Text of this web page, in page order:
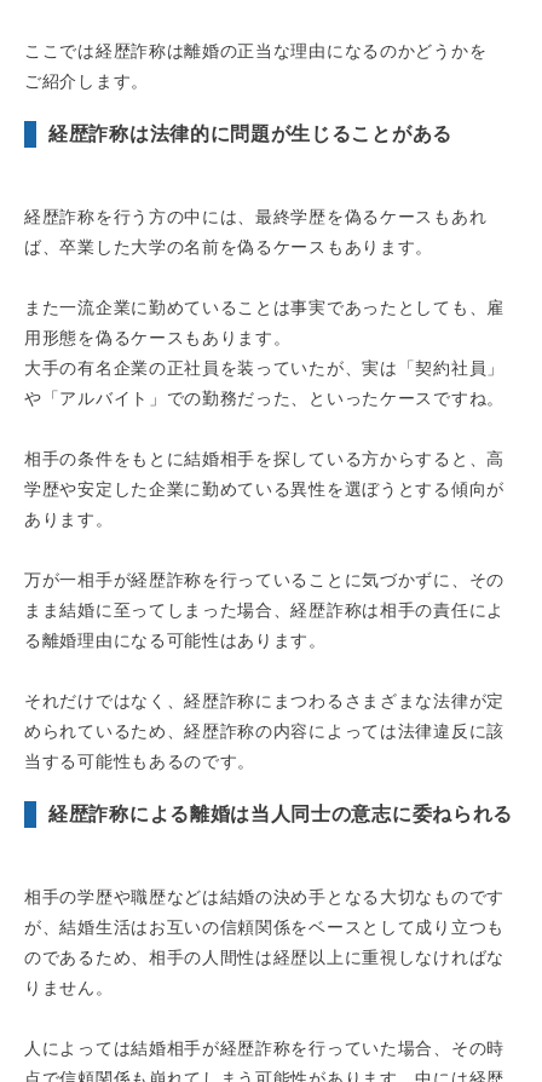
ここでは経歴詐称は離婚の正当な理由になるのかどうかを
ご紹介します。
経歴詐称は法律的に問題が生じることがある
経歴詐称を行う方の中には、最終学歴を偽るケースもあれ
ば、卒業した大学の名前を偽るケースもあります。
また一流企業に勤めていることは事実であったとしても、雇
用形態を偽るケースもあります。
大手の有名企業の正社員を装っていたが、実は「契約社員」
や「アルバイト」での勤務だった、といったケースですね。
相手の条件をもとに結婚相手を探している方からすると、高
学歴や安定した企業に勤めている異性を選ぼうとする傾向が
あります。
万が一相手が経歴詐称を行っていることに気づかずに、その
まま結婚に至ってしまった場合、経歴詐称は相手の責任によ
る離婚理由になる可能性はあります。
それだけではなく、経歴詐称にまつわるさまざまな法律が定
められているため、経歴詐称の内容によっては法律違反に該
当する可能性もあるのです。
経歴詐称による離婚は当人同士の意志に委ねられる
相手の学歴や職歴などは結婚の決め手となる大切なものです
が、結婚生活はお互いの信頼関係をベースとして成り立つも
のであるため、相手の人間性は経歴以上に重視しなければな
りません。
人によっては結婚相手が経歴詐称を行っていた場合、その時